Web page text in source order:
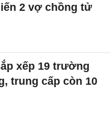
2 vợ chồng tử
xếp 19 trường
trung cấp còn 10